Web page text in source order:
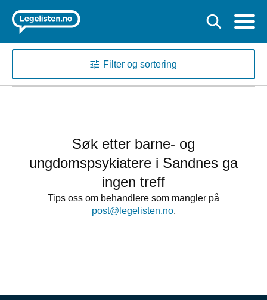
Filter og sortering
Søk etter barne- og
ungdomspsykiatere i Sandnes ga
ingen treff
Tips oss om behandlere som mangler på
post@legelisten.no.